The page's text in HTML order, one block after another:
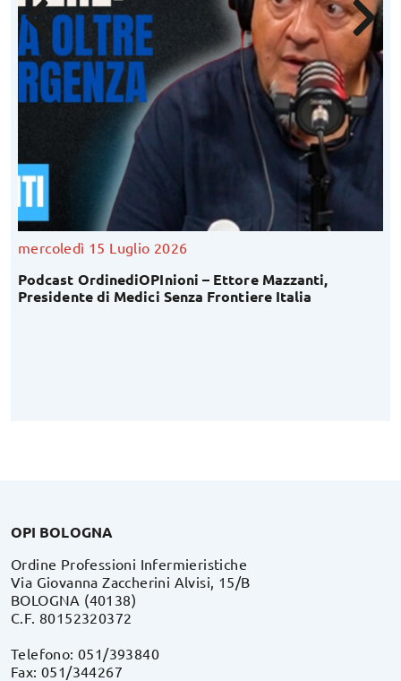
mercoledì 15 Luglio 2026
Podcast OrdinediOPInioni – Ettore Mazzanti,
Presidente di Medici Senza Frontiere Italia
OPI BOLOGNA
Ordine Professioni Infermieristiche
Via Giovanna Zaccherini Alvisi, 15/B
BOLOGNA (40138)
C.F. 80152320372
Telefono: 051/393840
Fax: 051/344267